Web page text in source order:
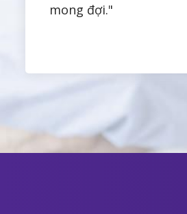
mong đợi."